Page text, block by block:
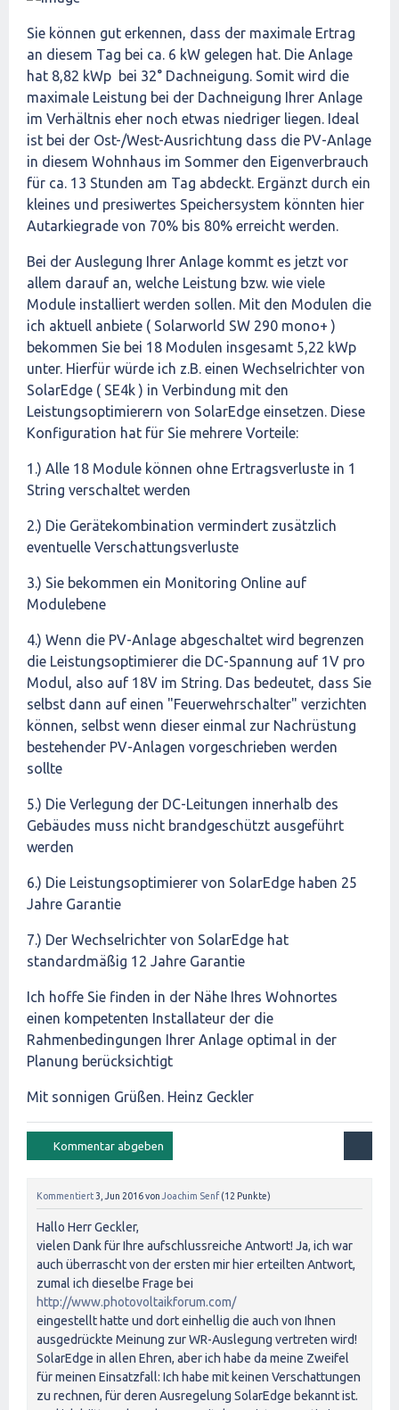
Sie können gut erkennen, dass der maximale Ertrag
an diesem Tag bei ca. 6 kW gelegen hat. Die Anlage
hat 8,82 kWp bei 32° Dachneigung. Somit wird die
maximale Leistung bei der Dachneigung Ihrer Anlage
im Verhältnis eher noch etwas niedriger liegen. Ideal
ist bei der Ost-/West-Ausrichtung dass die PV-Anlage
in diesem Wohnhaus im Sommer den Eigenverbrauch
für ca. 13 Stunden am Tag abdeckt. Ergänzt durch ein
kleines und presiwertes Speichersystem könnten hier
Autarkiegrade von 70% bis 80% erreicht werden.
Bei der Auslegung Ihrer Anlage kommt es jetzt vor
allem darauf an, welche Leistung bzw. wie viele
Module installiert werden sollen. Mit den Modulen die
ich aktuell anbiete ( Solarworld SW 290 mono+ )
bekommen Sie bei 18 Modulen insgesamt 5,22 kWp
unter. Hierfür würde ich z.B. einen Wechselrichter von
SolarEdge ( SE4k ) in Verbindung mit den
Leistungsoptimierern von SolarEdge einsetzen. Diese
Konfiguration hat für Sie mehrere Vorteile:
1.) Alle 18 Module können ohne Ertragsverluste in 1
String verschaltet werden
2.) Die Gerätekombination vermindert zusätzlich
eventuelle Verschattungsverluste
3.) Sie bekommen ein Monitoring Online auf
Modulebene
4.) Wenn die PV-Anlage abgeschaltet wird begrenzen
die Leistungsoptimierer die DC-Spannung auf 1V pro
Modul, also auf 18V im String. Das bedeutet, dass Sie
selbst dann auf einen "Feuerwehrschalter" verzichten
können, selbst wenn dieser einmal zur Nachrüstung
bestehender PV-Anlagen vorgeschrieben werden
sollte
5.) Die Verlegung der DC-Leitungen innerhalb des
Gebäudes muss nicht brandgeschützt ausgeführt
werden
6.) Die Leistungsoptimierer von SolarEdge haben 25
Jahre Garantie
7.) Der Wechselrichter von SolarEdge hat
standardmäßig 12 Jahre Garantie
Ich hoffe Sie finden in der Nähe Ihres Wohnortes
einen kompetenten Installateur der die
Rahmenbedingungen Ihrer Anlage optimal in der
Planung berücksichtigt
Mit sonnigen Grüßen. Heinz Geckler
Kommentiert 3, Jun 2016von Joachim Senf (12 Punkte)
Hallo Herr Geckler,
vielen Dank für Ihre aufschlussreiche Antwort! Ja, ich war
auch überrascht von der ersten mir hier erteilten Antwort,
zumal ich dieselbe Frage bei
http://www.photovoltaikforum.com/
eingestellt hatte und dort einhellig die auch von Ihnen
ausgedrückte Meinung zur WR-Auslegung vertreten wird!
SolarEdge in allen Ehren, aber ich habe da meine Zweifel
für meinen Einsatzfall: Ich habe mit keinen Verschattungen
zu rechnen, für deren Ausregelung SolarEdge bekannt ist.